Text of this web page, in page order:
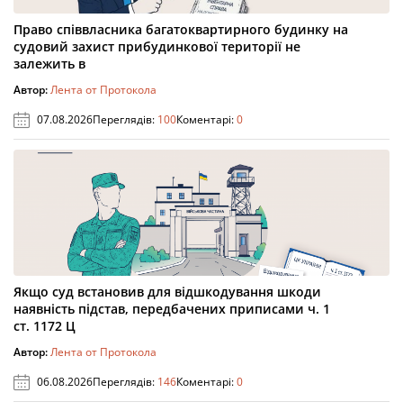
Право співвласника багатоквартирного будинку на
судовий захист прибудинкової території не
залежить в
Автор:Лента от Протокола
07.08.2026Переглядів: 100Коментарі:0
Якщо суд встановив для відшкодування шкоди
наявність підстав, передбачених приписами ч. 1
ст. 1172 Ц
Автор:Лента от Протокола
06.08.2026Переглядів: 146Коментарі:0